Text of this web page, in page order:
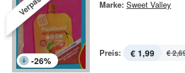
-26%
Marke: Sweet Valley
Preis: € 1,99 €